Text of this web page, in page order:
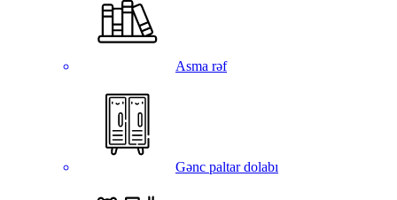
Asma rəf
Gənc paltar dolabı